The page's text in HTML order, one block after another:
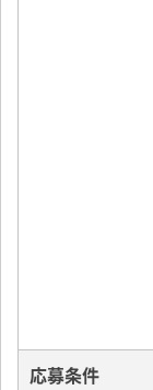
応募条件